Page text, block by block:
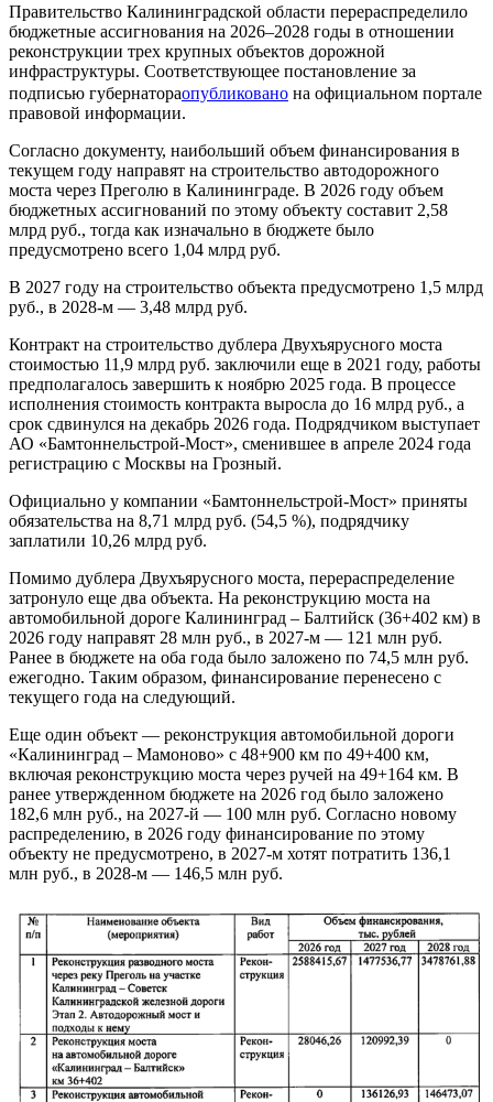
Правительство Калининградской области перераспределило
бюджетные ассигнования на 2026–2028 годы в отношении
реконструкции трех крупных объектов дорожной
инфраструктуры. Соответствующее постановление за
подписью губернатораопубликовано на официальном портале
правовой информации.
Согласно документу, наибольший объем финансирования в
текущем году направят на строительство автодорожного
моста через Преголю в Калининграде. В 2026 году объем
бюджетных ассигнований по этому объекту составит 2,58
млрд руб., тогда как изначально в бюджете было
предусмотрено всего 1,04 млрд руб.
В 2027 году на строительство объекта предусмотрено 1,5 млрд
руб., в 2028-м — 3,48 млрд руб.
Контракт на строительство дублера Двухъярусного моста
стоимостью 11,9 млрд руб. заключили еще в 2021 году, работы
предполагалось завершить к ноябрю 2025 года. В процессе
исполнения стоимость контракта выросла до 16 млрд руб., а
срок сдвинулся на декабрь 2026 года. Подрядчиком выступает
АО «Бамтоннельстрой-Мост», сменившее в апреле 2024 года
регистрацию с Москвы на Грозный.
Официально у компании «Бамтоннельстрой-Мост» приняты
обязательства на 8,71 млрд руб. (54,5 %), подрядчику
заплатили 10,26 млрд руб.
Помимо дублера Двухъярусного моста, перераспределение
затронуло еще два объекта. На реконструкцию моста на
автомобильной дороге Калининград – Балтийск (36+402 км) в
2026 году направят 28 млн руб., в 2027-м — 121 млн руб.
Ранее в бюджете на оба года было заложено по 74,5 млн руб.
ежегодно. Таким образом, финансирование перенесено с
текущего года на следующий.
Еще один объект — реконструкция автомобильной дороги
«Калининград – Мамоново» с 48+900 км по 49+400 км,
включая реконструкцию моста через ручей на 49+164 км. В
ранее утвержденном бюджете на 2026 год было заложено
182,6 млн руб., на 2027-й — 100 млн руб. Согласно новому
распределению, в 2026 году финансирование по этому
объекту не предусмотрено, в 2027-м хотят потратить 136,1
млн руб., в 2028-м — 146,5 млн руб.